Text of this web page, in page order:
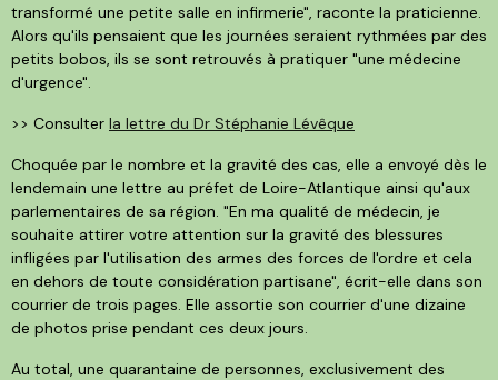
transformé une petite salle en infirmerie", raconte la praticienne.
Alors qu'ils pensaient que les journées seraient rythmées par des
petits bobos, ils se sont retrouvés à pratiquer "une médecine
d'urgence".
>> Consulter la lettre du Dr Stéphanie Lévêque
Choquée par le nombre et la gravité des cas, elle a envoyé dès le
lendemain une lettre au préfet de Loire-Atlantique ainsi qu'aux
parlementaires de sa région. "En ma qualité de médecin, je
souhaite attirer votre attention sur la gravité des blessures
infligées par l'utilisation des armes des forces de l'ordre et cela
en dehors de toute considération partisane", écrit-elle dans son
courrier de trois pages. Elle assortie son courrier d'une dizaine
de photos prise pendant ces deux jours.
Au total, une quarantaine de personnes, exclusivement des